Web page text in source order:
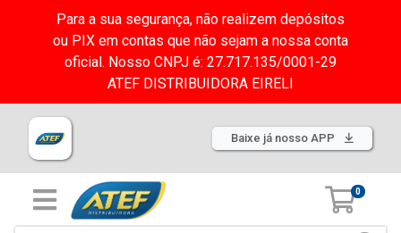
Para a sua segurança, não realizem depósitos
ou PIX em contas que não sejam a nossa conta
oficial. Nosso CNPJ é: 27.717.135/0001-29
ATEF DISTRIBUIDORA EIRELI
Baixe já nosso APP
0